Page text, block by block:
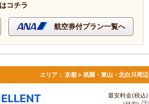
コチラ
航空券付プラン一覧へ
エリア： 京都 > 祇園・東山・北白川周辺
最安料金(税込)